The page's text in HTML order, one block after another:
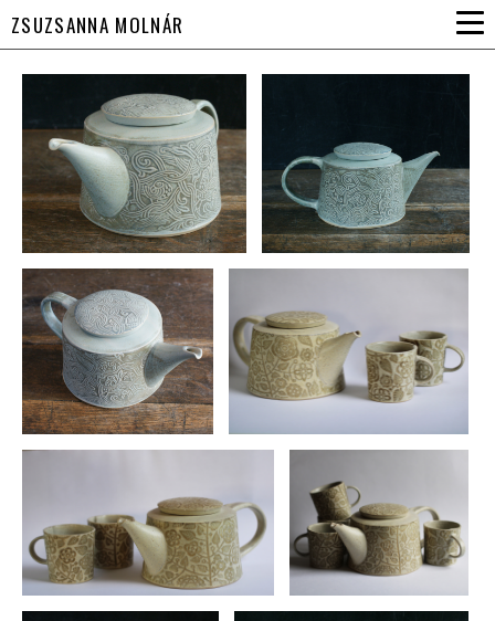
ZSUZSANNA MOLNÁR